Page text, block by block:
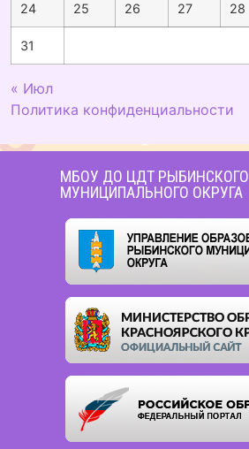
24 25 26 27 28
31
« Июл
Политика конфиденциальности
МБОУ ДО ЦДТ РЫБИНСКОГО
МУНИЦИПАЛЬНОГО ОКРУГА